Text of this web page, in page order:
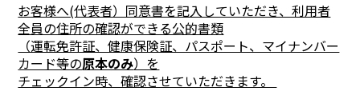
お客様へ(代表者）同意書を記入していただき、利用者
全員の住所の確認ができる公的書類
（運転免許証、健康保険証、パスポート、マイナンバー
カード等の原本のみ）を
チェックイン時、確認させていただきます。